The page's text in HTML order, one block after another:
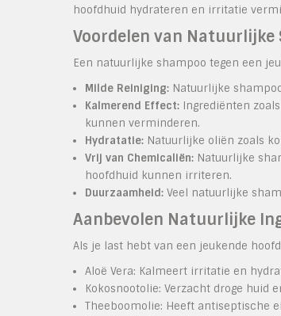
hoofdhuid hydrateren en irritatie
Voordelen van Natuurlijke
Een natuurlijke shampoo tegen een
Milde Reiniging: Natuurlijke
Kalmerend Effect: Ingrediënten
kunnen verminderen.
Hydratatie: Natuurlijke oliën zoals
Vrij van Chemicaliën: Natuurlijke
hoofdhuid kunnen irriteren.
Duurzaamheid: Veel natuurlijke
Aanbevolen Natuurlijke
Als je last hebt van een jeukende
Aloë Vera: Kalmeert irritatie en
Kokosnootolie: Verzacht droge huid
Theeboomolie: Heeft antiseptische